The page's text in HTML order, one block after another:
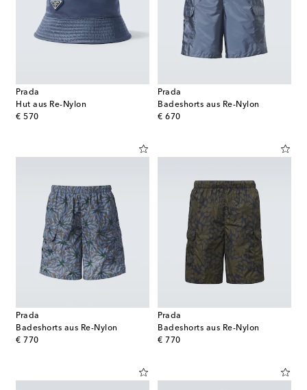
Prada
Hut aus Re-Nylon
€ 570
original price
Prada
Badeshorts aus Re-Nylon
€ 670
original price
Prada
Badeshorts aus Re-Nylon
€ 770
original price
Prada
Badeshorts aus Re-Nylon
€ 770
original price